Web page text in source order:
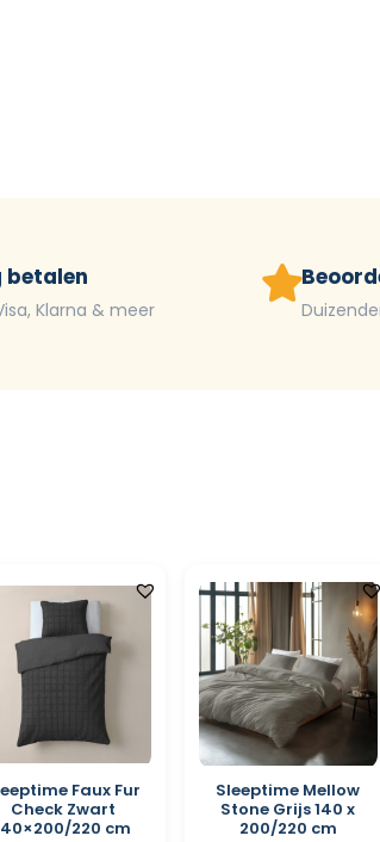
betalen
Klarna & meer
Faux Fur
Check Zwart
220 cm
Sleeptime Mellow
Stone Grijs 140 x
200/220 cm